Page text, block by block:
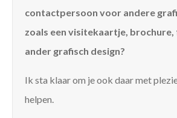
contactpersoon voor andere
zoals een visitekaartje,
ander grafisch design?
Ik sta klaar om je ook daar met
helpen.